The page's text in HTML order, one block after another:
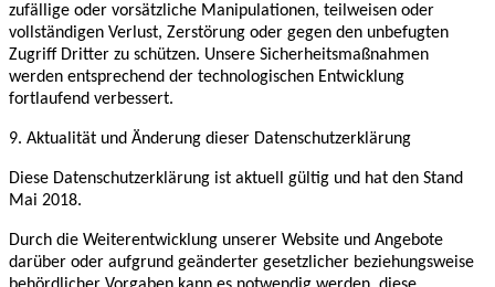
zufällige oder vorsätzliche Manipulationen, teilweisen oder
vollständigen Verlust, Zerstörung oder gegen den unbefugten
Zugriff Dritter zu schützen. Unsere Sicherheitsmaßnahmen
werden entsprechend der technologischen Entwicklung
fortlaufend verbessert.
9. Aktualität und Änderung dieser Datenschutzerklärung
Diese Datenschutzerklärung ist aktuell gültig und hat den Stand
Mai 2018.
Durch die Weiterentwicklung unserer Website und Angebote
darüber oder aufgrund geänderter gesetzlicher beziehungsweise